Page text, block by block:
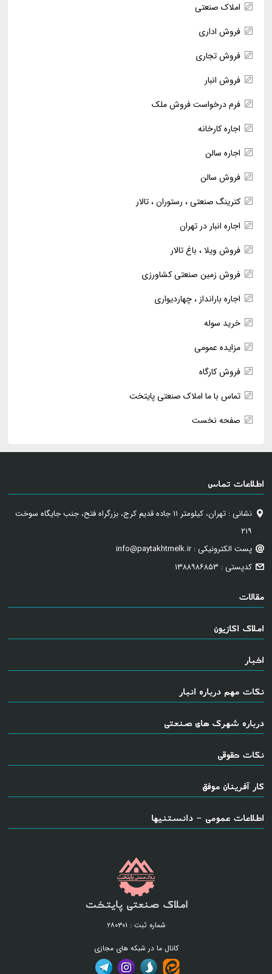
املاک صنعتی
فروش اداری
فروش تجاری
فروش انبار
فرم درخواست فروش ملک
اجاره کارخانه
اجاره سالن
فروش سالن
کترینگ صنعتی ، رستوران ، تالار
اجاره انبار در تهران
فروش ویلا ، باغ تالار
فروش زمین صنعتی کشاورزی
اجاره بارانداز ، چهاردیواری
خرید سوله
مزایده عمومی
فروش کارگاه
تماس با ما املاک صنعتی پایتخت
صفحه نخست
اطلاعات تماس
نشانی : تهران، کیلومتر ۱۱ جاده قدیم کرج، بزرگراه فتح، جنب جایگاه سوخت
۲۱۹
پست الکترونیکی : info@paytakhtmelk.ir
کدپستی : ۱۳۸۸۹۸۶۸۵۳
مقالات
املاک اکازیون
اخبار
نکات مهم درباره انبار
درباره شهرک های صنعتی
نکات حقوقی
کار آفرینان موفق
اطلاعات عمومی - دانستنیها
املاک صنعتی پایتخت
شماره ثبت : ۲۸۰۳۰۱
کانال ما در شبکه های مجازی